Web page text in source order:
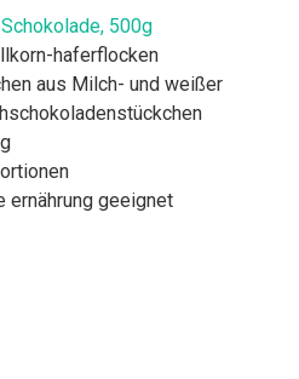
500g
haferflocken
aus Milch- und weißer
ernährung geeignet